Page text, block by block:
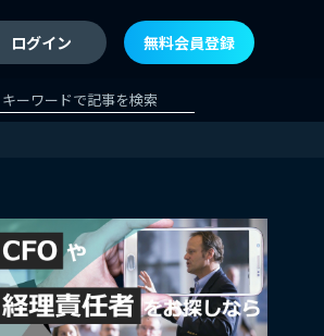
ログイン 無料会員登録